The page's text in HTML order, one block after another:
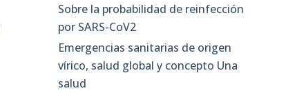
Sobre la probabilidad de reinfección
por SARS-CoV2
Emergencias sanitarias de origen
vírico, salud global y concepto Una
salud